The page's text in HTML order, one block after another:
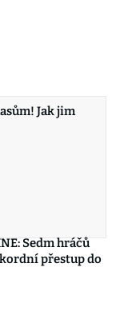
Jak jim
Sedm hráčů
přestup do